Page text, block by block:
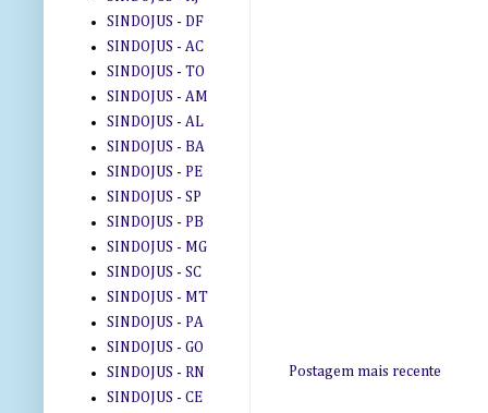
Postagem mais recente
SINDOJUS - DF
SINDOJUS - AC
SINDOJUS - TO
SINDOJUS - AM
SINDOJUS - AL
SINDOJUS - BA
SINDOJUS - PE
SINDOJUS - SP
SINDOJUS - PB
SINDOJUS - MG
SINDOJUS - SC
SINDOJUS - MT
SINDOJUS - PA
SINDOJUS - GO
SINDOJUS - RN
SINDOJUS - CE